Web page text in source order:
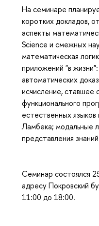
На семинаре
коротких докладов,
аспекты
Science и смежных
математическая
приложений "в
автоматических
исчисление, ставшее
функционального
естественных
Ламбека; модальные
представления
Семинар состоялся
адресу Покровский
11:00 до 18:00.